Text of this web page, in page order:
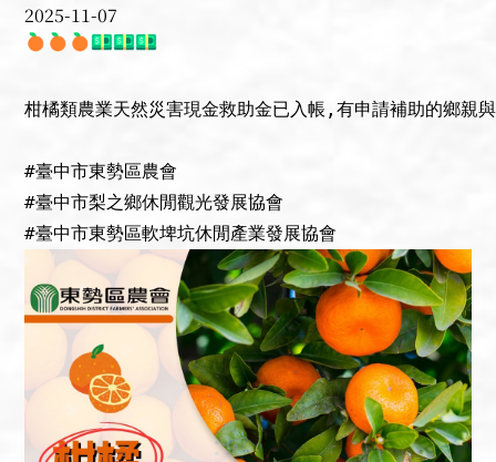
2025-11-07
柑橘類農業天然災害現金救助金已入帳,有申請補助的鄉親
#臺中市東勢區農會
#臺中市梨之鄉休閒觀光發展協會
#臺中市東勢區軟埤坑休閒產業發展協會